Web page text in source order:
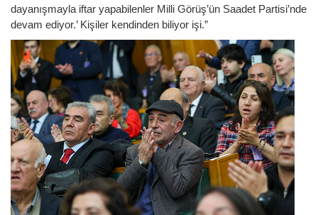
dayanışmayla iftar yapabilenler Milli Görüş’ün Saadet Partisi’nde
devam ediyor.’ Kişiler kendinden biliyor işi.”